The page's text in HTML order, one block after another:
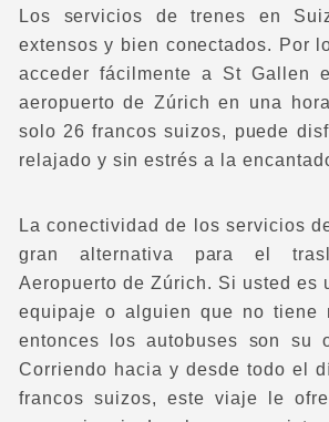
Los servicios de trenes en
extensos y bien conectados. Por
acceder fácilmente a St Gallen
aeropuerto de Zúrich en una
solo 26 francos suizos, puede
relajado y sin estrés a la
La conectividad de los servicios
gran alternativa para el
Aeropuerto de Zúrich. Si usted es
equipaje o alguien que no tiene
entonces los autobuses son su
Corriendo hacia y desde todo el
francos suizos, este viaje le